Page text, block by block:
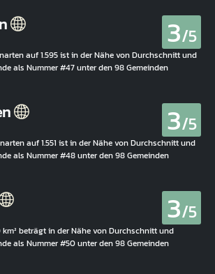
3/5
auf 1.595 ist in der Nähe von Durchschnitt und
als Nummer #47 unter den 98 Gemeinden
3/5
auf 1.551 ist in der Nähe von Durchschnitt und
als Nummer #48 unter den 98 Gemeinden
3/5
beträgt in der Nähe von Durchschnitt und
als Nummer #50 unter den 98 Gemeinden